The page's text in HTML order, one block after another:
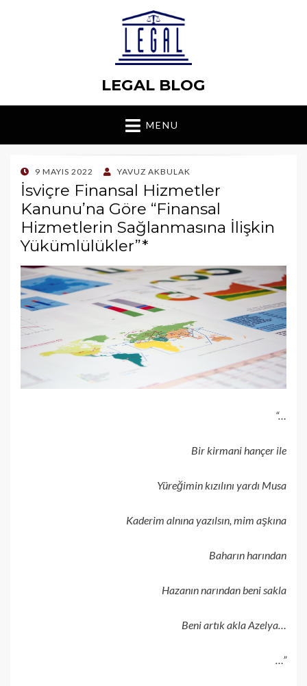
LEGAL BLOG
MENU
POSTED
ON
9 MAYIS 2022 YAVUZ AKBULAK
İsviçre Finansal Hizmetler
Kanunu’na Göre “Finansal
Hizmetlerin Sağlanmasına İlişkin
Yükümlülükler”*
“…
Bir kirmani hançer ile
Yüreğimin kızılını yardı Musa
Kaderim alnına yazılsın, mim aşkına
Baharın harından
Hazanın narından beni sakla
Beni artık akla Azelya…
…”